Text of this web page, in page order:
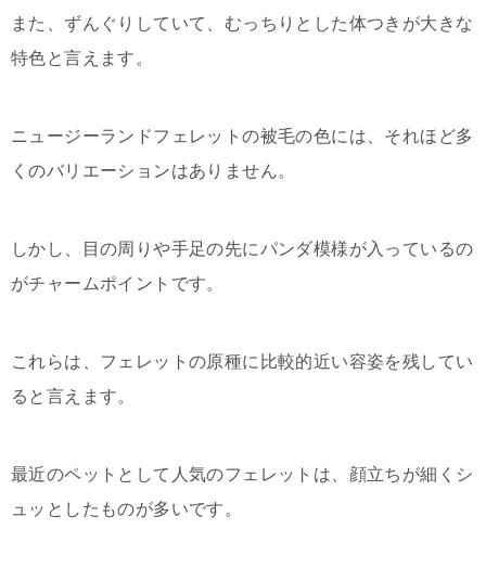
また、ずんぐりしていて、むっちりとした体つきが大きな
特色と言えます。
ニュージーランドフェレットの被毛の色には、それほど多
くのバリエーションはありません。
しかし、目の周りや手足の先にパンダ模様が入っているの
がチャームポイントです。
これらは、フェレットの原種に比較的近い容姿を残してい
ると言えます。
最近のペットとして人気のフェレットは、顔立ちが細くシ
ュッとしたものが多いです。